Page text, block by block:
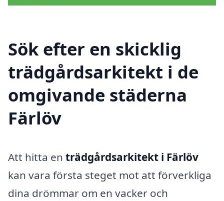
Sök efter en skicklig
trädgårdsarkitekt i de
omgivande städerna
Färlöv
Att hitta en trädgårdsarkitekt i Färlöv
kan vara första steget mot att förverkliga
dina drömmar om en vacker och